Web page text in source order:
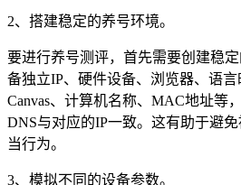
2、搭建稳定的养号环境。
要进行养号测评，首先需要创建稳
备独立IP、硬件设备、浏览器、语言
Canvas、计算机名称、MAC地址等
DNS与对应的IP一致。这有助于避
当行为。
3、模拟不同的设备参数。